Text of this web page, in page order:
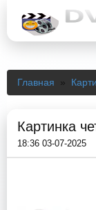
Главная »
Картинка
18:36 03-07-2025